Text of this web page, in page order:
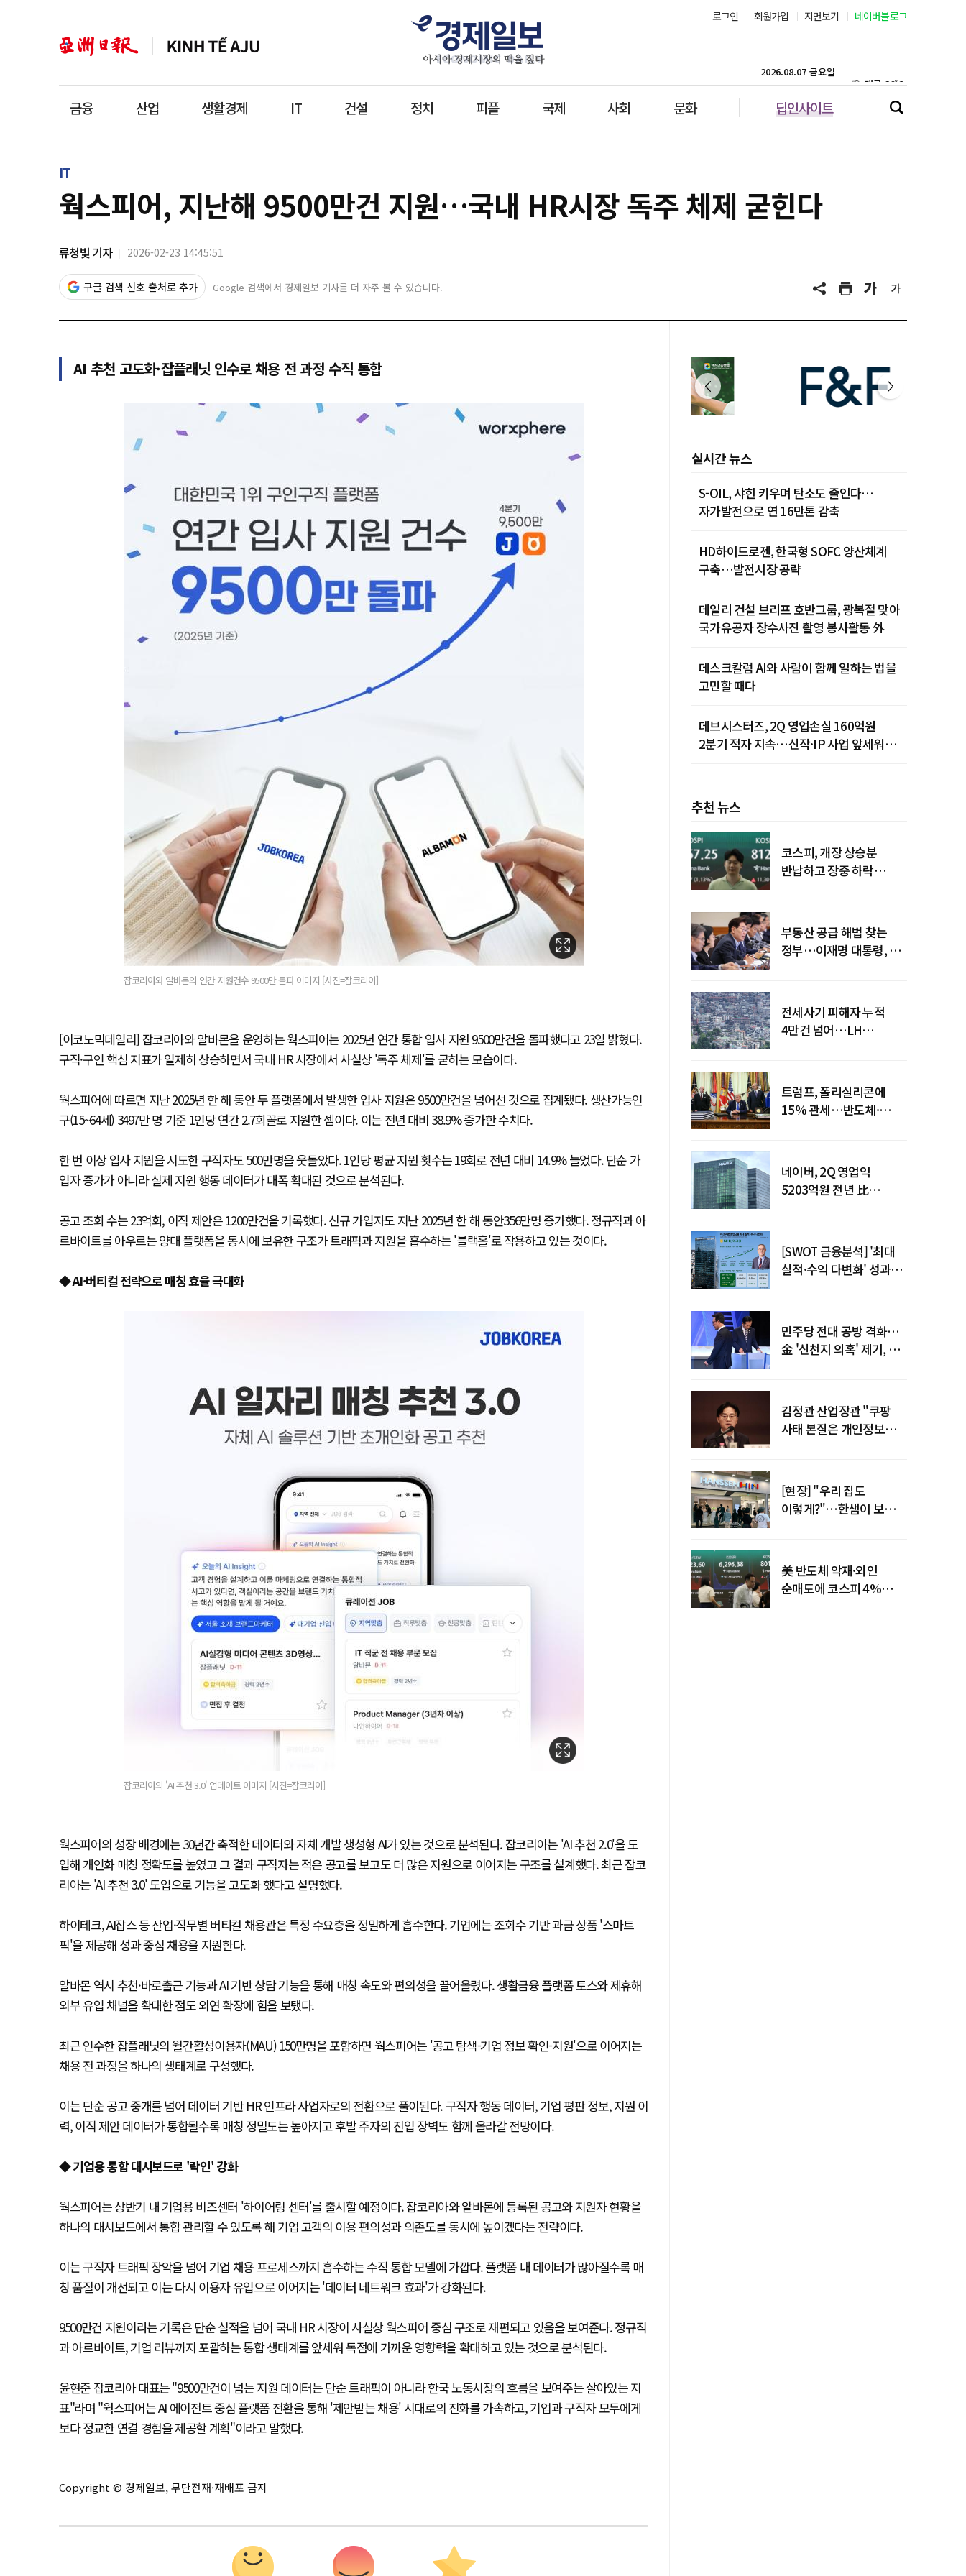
로그인 회원가입 지면보기 네이버블로그
금융 산업 생활경제 IT 건설 정치 피플 국제 사회 문화 딥인사이트
2026.08.07 금요일
인천 30˚C
제주 30˚C
IT
웍스피어, 지난해 9500만건 지원…국내 HR시장 독주 체제 굳힌다
류청빛 기자 2026-02-23 14:45:51
구글 검색 선호 출처로 추가 Google 검색에서 경제일보 기사를 더 자주 볼 수 있습니다.
AI 추천 고도화·잡플래닛 인수로 채용 전 과정 수직 통합
잡코리아와 알바몬의 연간 지원건수 9500만 돌파 이미지 [사진=잡코리아]
[이코노믹데일리] 잡코리아와 알바몬을 운영하는 웍스피어는 2025년 연간 통합 입사 지원 9500만건을 돌파했다고 23일 밝혔다.
구직·구인 핵심 지표가 일제히 상승하면서 국내 HR 시장에서 사실상 '독주 체제'를 굳히는 모습이다.
웍스피어에 따르면 지난 2025년 한 해 동안 두 플랫폼에서 발생한 입사 지원은 9500만건을 넘어선 것으로 집계됐다. 생산가능인
구(15~64세) 3497만 명 기준 1인당 연간 2.7회꼴로 지원한 셈이다. 이는 전년 대비 38.9% 증가한 수치다.
한 번 이상 입사 지원을 시도한 구직자도 500만명을 웃돌았다. 1인당 평균 지원 횟수는 19회로 전년 대비 14.9% 늘었다. 단순 가
입자 증가가 아니라 실제 지원 행동 데이터가 대폭 확대된 것으로 분석된다.
공고 조회 수는 23억회, 이직 제안은 1200만건을 기록했다. 신규 가입자도 지난 2025년 한 해 동안356만명 증가했다. 정규직과 아
르바이트를 아우르는 양대 플랫폼을 동시에 보유한 구조가 트래픽과 지원을 흡수하는 '블랙홀'로 작용하고 있는 것이다.
◆ AI·버티컬 전략으로 매칭 효율 극대화
잡코리아의 'AI 추천 3.0' 업데이트 이미지 [사진=잡코리아]
웍스피어의 성장 배경에는 30년간 축적한 데이터와 자체 개발 생성형 AI가 있는 것으로 분석된다. 잡코리아는 'AI 추천 2.0'을 도
입해 개인화 매칭 정확도를 높였고 그 결과 구직자는 적은 공고를 보고도 더 많은 지원으로 이어지는 구조를 설계했다. 최근 잡코
리아는 'AI 추천 3.0' 도입으로 기능을 고도화 했다고 설명했다.
하이테크, AI잡스 등 산업·직무별 버티컬 채용관은 특정 수요층을 정밀하게 흡수한다. 기업에는 조회수 기반 과금 상품 '스마트
픽'을 제공해 성과 중심 채용을 지원한다.
알바몬 역시 추천·바로출근 기능과 AI 기반 상담 기능을 통해 매칭 속도와 편의성을 끌어올렸다. 생활금융 플랫폼 토스와 제휴해
외부 유입 채널을 확대한 점도 외연 확장에 힘을 보탰다.
최근 인수한 잡플래닛의 월간활성이용자(MAU) 150만명을 포함하면 웍스피어는 '공고 탐색-기업 정보 확인-지원'으로 이어지는
채용 전 과정을 하나의 생태계로 구성했다.
이는 단순 공고 중개를 넘어 데이터 기반 HR 인프라 사업자로의 전환으로 풀이된다. 구직자 행동 데이터, 기업 평판 정보, 지원 이
력, 이직 제안 데이터가 통합될수록 매칭 정밀도는 높아지고 후발 주자의 진입 장벽도 함께 올라갈 전망이다.
◆ 기업용 통합 대시보드로 '락인' 강화
웍스피어는 상반기 내 기업용 비즈센터 '하이어링 센터'를 출시할 예정이다. 잡코리아와 알바몬에 등록된 공고와 지원자 현황을
하나의 대시보드에서 통합 관리할 수 있도록 해 기업 고객의 이용 편의성과 의존도를 동시에 높이겠다는 전략이다.
이는 구직자 트래픽 장악을 넘어 기업 채용 프로세스까지 흡수하는 수직 통합 모델에 가깝다. 플랫폼 내 데이터가 많아질수록 매
칭 품질이 개선되고 이는 다시 이용자 유입으로 이어지는 '데이터 네트워크 효과'가 강화된다.
9500만건 지원이라는 기록은 단순 실적을 넘어 국내 HR 시장이 사실상 웍스피어 중심 구조로 재편되고 있음을 보여준다. 정규직
과 아르바이트, 기업 리뷰까지 포괄하는 통합 생태계를 앞세워 독점에 가까운 영향력을 확대하고 있는 것으로 분석된다.
윤현준 잡코리아 대표는 "9500만건이 넘는 지원 데이터는 단순 트래픽이 아니라 한국 노동시장의 흐름을 보여주는 살아있는 지
표"라며 "웍스피어는 AI 에이전트 중심 플랫폼 전환을 통해 '제안받는 채용' 시대로의 진화를 가속하고, 기업과 구직자 모두에게
보다 정교한 연결 경험을 제공할 계획"이라고 말했다.
Copyright © 경제일보, 무단전재·재배포 금지
실시간 뉴스
S-OIL, 샤힌 키우며 탄소도 줄인다…
자가발전으로 연 16만톤 감축
HD하이드로젠, 한국형 SOFC 양산체계
구축…발전시장 공략
데일리 건설 브리프 호반그룹, 광복절 맞아
국가유공자 장수사진 촬영 봉사활동 外
데스크칼럼 AI와 사람이 함께 일하는 법을
고민할 때다
데브시스터즈, 2Q 영업손실 160억원
2분기 적자 지속…신작·IP 사업 앞세워
추천 뉴스
코스피, 개장 상승분
반납하고 장중 하락
부동산 공급 해법 찾는
정부…이재명 대통령, 2차
전세사기 피해자 누적
4만건 넘어…LH
트럼프, 폴리실리콘에
15% 관세…반도체·
네이버, 2Q 영업익
5203억원 전년 比
[SWOT 금융분석] '최대
실적·수익 다변화' 성과…
민주당 전대 공방 격화…
金 '신천지 의혹' 제기, 鄭
김정관 산업장관 "쿠팡
사태 본질은 개인정보
[현장] "우리 집도
이렇게?"…한샘이 보여준
美 반도체 악재·외인
순매도에 코스피 4%